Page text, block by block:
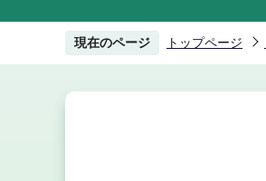
現在のページ トップページ